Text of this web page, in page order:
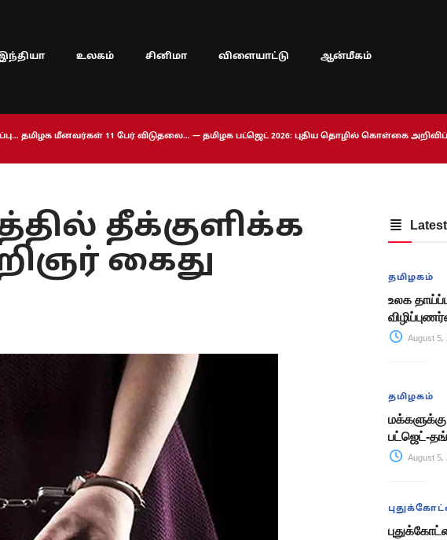
உலகம் சினிமா விளையாட்டு ஆன்மீகம்
தமிழக மீனவர்கள் 11 பேர் விடுதலை… — தமிழக பட்ஜெட் 2026: புதிய தொழில் கொள்கை
தீக்குளிக்க
கைது
தமிழகம்
உலக
August 5,
தமிழகம்
பட்ஜெட்-
August 5,